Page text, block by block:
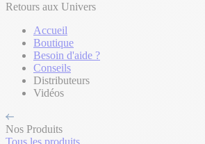
Retours aux Univers
Accueil
Boutique
Besoin d'aide ?
Conseils
Distributeurs
Vidéos
Nos Produits
Tous les produits